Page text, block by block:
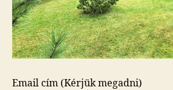
Email cím (Kérjük megadni)